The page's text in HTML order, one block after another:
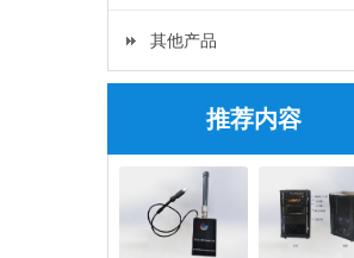
其他产品
推荐内容